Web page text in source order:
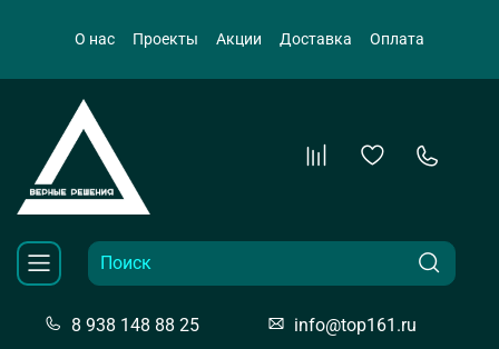
О нас Проекты Акции Доставка Оплата
8 938 148 88 25 info@top161.ru